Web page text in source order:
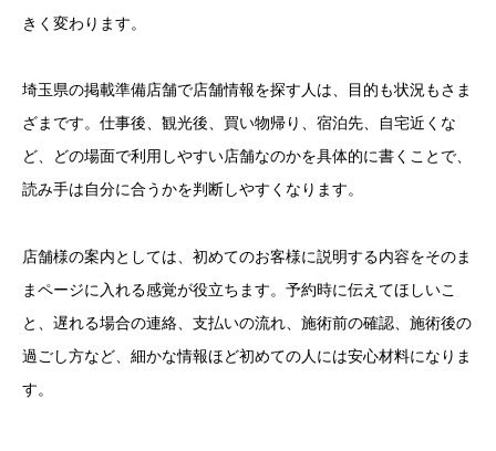
きく変わります。
埼玉県の掲載準備店舗で店舗情報を探す人は、目的も状況もさま
ざまです。仕事後、観光後、買い物帰り、宿泊先、自宅近くな
ど、どの場面で利用しやすい店舗なのかを具体的に書くことで、
読み手は自分に合うかを判断しやすくなります。
店舗様の案内としては、初めてのお客様に説明する内容をそのま
まページに入れる感覚が役立ちます。予約時に伝えてほしいこ
と、遅れる場合の連絡、支払いの流れ、施術前の確認、施術後の
過ごし方など、細かな情報ほど初めての人には安心材料になりま
す。